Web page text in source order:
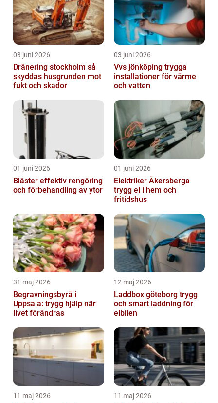
03 juni 2026
Dränering stockholm så
skyddas husgrunden mot
fukt och skador
03 juni 2026
Vvs jönköping trygga
installationer för värme
och vatten
01 juni 2026
Bläster effektiv rengöring
och förbehandling av ytor
01 juni 2026
Elektriker Åkersberga
trygg el i hem och
fritidshus
31 maj 2026
Begravningsbyrå i
Uppsala: trygg hjälp när
livet förändras
12 maj 2026
Laddbox göteborg trygg
och smart laddning för
elbilen
11 maj 2026 11 maj 2026